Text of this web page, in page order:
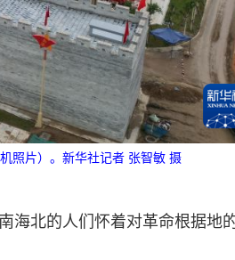
照片）。新华社记者 张智敏 摄
海北的人们怀着对革命根据地